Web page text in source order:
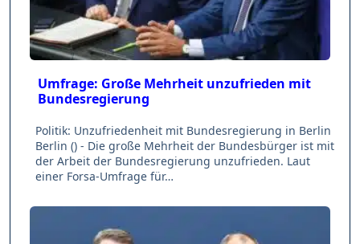
Umfrage: Große Mehrheit unzufrieden mit
Bundesregierung
Politik: Unzufriedenheit mit Bundesregierung in Berlin
Berlin () - Die große Mehrheit der Bundesbürger ist mit
der Arbeit der Bundesregierung unzufrieden. Laut
einer Forsa-Umfrage für…